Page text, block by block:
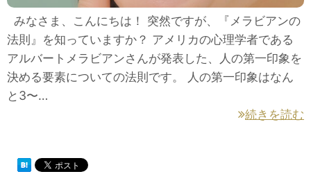
みなさま、こんにちは！ 突然ですが、『メラビアンの
法則』を知っていますか？ アメリカの心理学者である
アルバートメラビアンさんが発表した、人の第一印象を
決める要素についての法則です。 人の第一印象はなん
と3〜…
続きを読む